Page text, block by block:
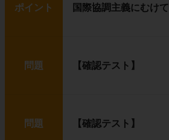
ポイント 国際協調主義にむけて
問題 【確認テスト】
問題 【確認テスト】